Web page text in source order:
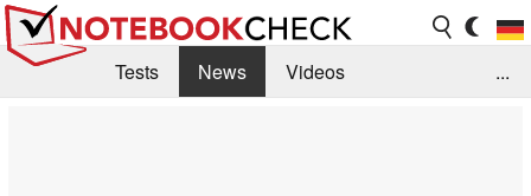
Tests News
Videos
...